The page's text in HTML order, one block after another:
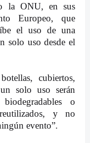
la ONU, en sus
Europeo, que
el uso de una
solo uso desde el
cubiertos,
solo uso serán
o
y no
evento”.